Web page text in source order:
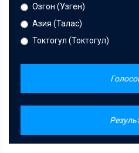
Озгон (Узген)
Азия (Талас)
Токтогул (Токтогул)